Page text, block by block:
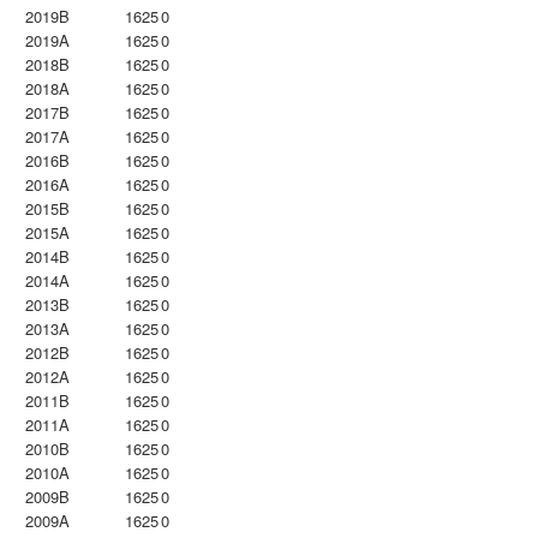
2019B
16250
2019A
16250
2018B
16250
2018A
16250
2017B
16250
2017A
16250
2016B
16250
2016A
16250
2015B
16250
2015A
16250
2014B
16250
2014A
16250
2013B
16250
2013A
16250
2012B
16250
2012A
16250
2011B
16250
2011A
16250
2010B
16250
2010A
16250
2009B
16250
2009A
16250